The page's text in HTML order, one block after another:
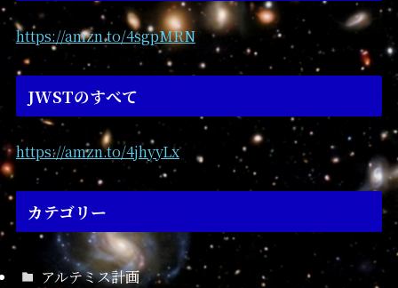
https://amzn.to/4sgpMRN
JWSTのすべて
https://amzn.to/4jhyyLx
カテゴリー
アルテミス計画